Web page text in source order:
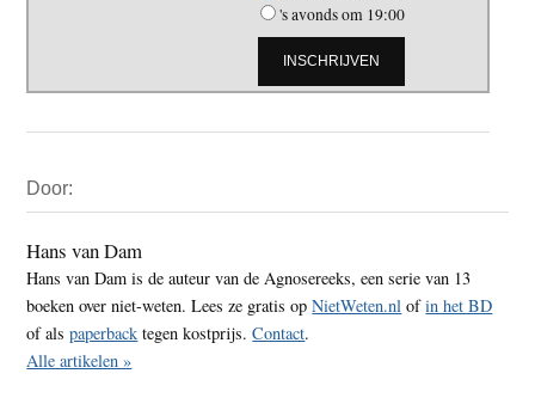
's avonds om 19:00
Sidebar
Door:
Hans van Dam
Hans van Dam is de auteur van de Agnosereeks, een serie van 13
boeken over niet-weten. Lees ze gratis opNietWeten.nl ofin het BD
of alspaperback tegen kostprijs.Contact.
Alle artikelen »